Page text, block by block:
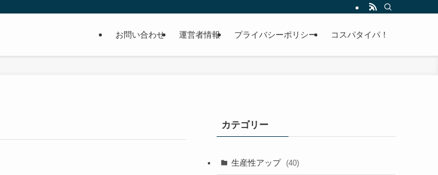
お問い合わせ 運営者情報 プライバシーポリシー コスパタイパ！
カテゴリー
生産性アップ (40)